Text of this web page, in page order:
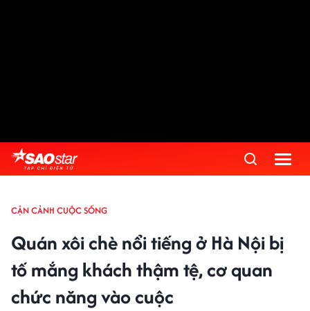
CẬN CẢNH CUỘC SỐNG
Quán xôi chè nổi tiếng ở Hà Nội bị
tố mắng khách thậm tệ, cơ quan
chức năng vào cuộc